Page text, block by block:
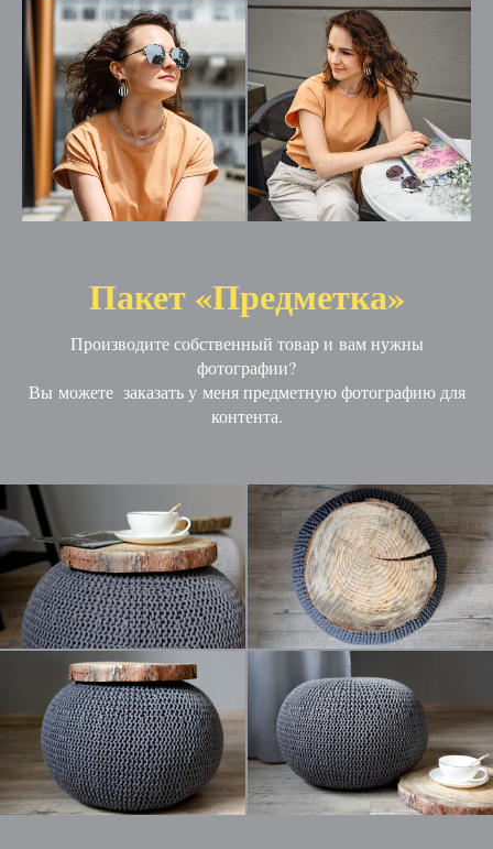
Пакет «Предметка»
Производите собственный товар и вам нужны
фотографии?
Вы можете заказать у меня предметную фотографию для
контента.